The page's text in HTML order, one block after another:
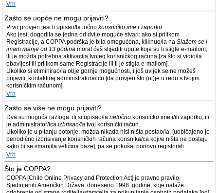
Vrh
Zašto se uopće ne mogu prijaviti?
Prvo provjeri jesi li upisao/la točno korisničko ime i zaporku.
Ako jesi, dogodila se jedna od dvije moguće stvari: ako si prilikom
Registracije, a COPPA podrška je bila omogućena, kliknuo/la na Slažem se i
imam manje od 13 godina morat ćeš slijediti upute koje su ti stigle e-mailom;
ili je možda potrebna aktivacija tvojeg korisničkog računa [za što si vidio/la
obavijest ili prilikom same Registracije ili ti je stigla e-mailom].
Ukoliko si eliminirao/la obje gornje mogućnosti, i još uvijek se ne možeš
prijaviti, kontaktiraj administratora/icu [da provjeri što (ni)je u redu s tvojim
korisničkim računom].
Vrh
Zašto se više ne mogu prijaviti?
Dva su moguća razloga: ili si upisao/la netočno korisničko ime i/ili zaporku; ili
je administrator/ica izbrisao/la tvoj korisnički račun.
Ukoliko je u pitanju potonje: možda nikada nisi ništa postao/la, [uobičajeno je
periodično izbrisivanje korisničkih računa korisnika/ca koji/e ništa ne postaju
kako bi se smanjila veličina baze], pa se pokušaj ponovo registrirati.
Vrh
Što je COPPA?
COPPA [Child Online Privacy and Protection Act] je pravno pravilo,
Sjedinjenih Američkih Država, doneseno 1998. godine, koje nalaže